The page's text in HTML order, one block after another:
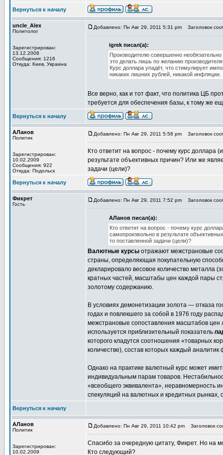
Вернуться к началу
uncle_Alex
Политолог
Зарегистрирован:
13.12.2008
Сообщения: 1216
Откуда: Киев, Украина
Добавлено: Пн Авг 29, 2011 5:31 pm Заголовок
igrek писал(а):
Производителю совершенно
это делать лишь по желанию
Курс доллара упадёт, что стимулирует
никаких лишних рублей, никакой инфляции.
Все верно, как и тот факт, что политика ЦБ
требуется для обеспечения базы, к тому же
Вернуться к началу
АЛанов
Политик
Зарегистрирован:
10.02.2009
Сообщения: 922
Откуда: Подольск
Добавлено: Пн Авг 29, 2011 5:58 pm Заголовок
Кто ответит на вопрос - почему курс доллара
результате объективных причин? Или же
задачи (цели)?
Вернуться к началу
Фикрет
Гость
Добавлено: Пн Авг 29, 2011 7:52 pm Заголовок
АЛанов писал(а):
Кто ответит на вопрос - почему курс
самопроизвольно в результате
то поставленной задачи (цели)?
Валютные курсы отражают межстрановые
страны, определяющая покупательную
декларировало весовое количество металла
кратных частей, масштабы цен каждой пары
золотому содержанию.
В условиях демонетизации золота — отказа
годах и повлекшего за собой в 1976 году
межстрановые сопоставления масштабов цен
используется приблизительный показатель
которого кладутся соотношения «товарных
количестве), состав которых каждый
Однако на практике валютный курс может
индивидуальным парам товаров.
«всеобщего эквивалента», неравномерность
спекуляций на валютных и кредитных рынках,
Вернуться к началу
АЛанов
Политик
Зарегистрирован:
10.02.2009
Добавлено: Пн Авг 29, 2011 10:42 pm Заголовок
Спасибо за очередную цитату, Фикрет. Но на
Кто следующий?